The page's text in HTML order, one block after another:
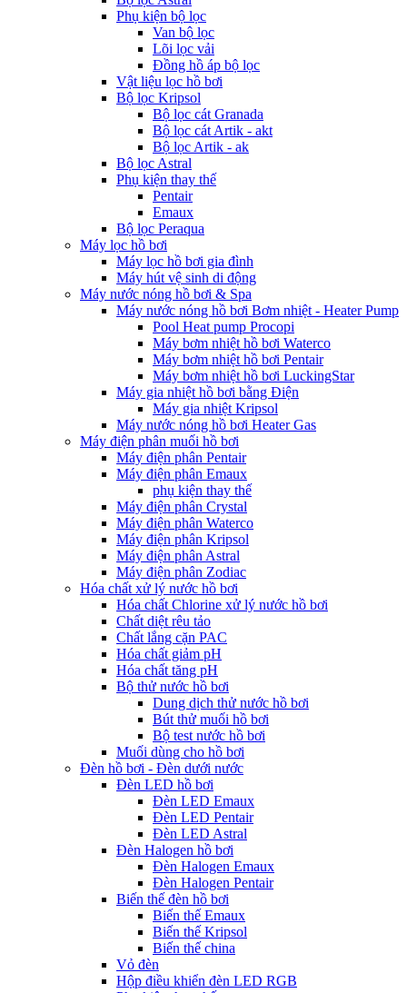
Phụ kiện bộ lọc
Van bộ lọc
Lõi lọc vải
Đồng hồ áp bộ lọc
Vật liệu lọc hồ bơi
Bộ lọc Kripsol
Bộ lọc cát Granada
Bộ lọc cát Artik - akt
Bộ lọc Artik - ak
Bộ lọc Astral
Phụ kiện thay thế
Pentair
Emaux
Bộ lọc Peraqua
Máy lọc hồ bơi
Máy lọc hồ bơi gia đình
Máy hút vệ sinh di động
Máy nước nóng hồ bơi & Spa
Máy nước nóng hồ bơi Bơm nhiệt - Heater Pump
Pool Heat pump Procopi
Máy bơm nhiệt hồ bơi Waterco
Máy bơm nhiệt hồ bơi Pentair
Máy bơm nhiệt hồ bơi LuckingStar
Máy gia nhiệt hồ bơi bằng Điện
Máy gia nhiệt Kripsol
Máy nước nóng hồ bơi Heater Gas
Máy điện phân muối hồ bơi
Máy điện phân Pentair
Máy điện phân Emaux
phụ kiện thay thế
Máy điện phân Crystal
Máy điện phân Waterco
Máy điện phân Kripsol
Máy điện phân Astral
Máy điện phân Zodiac
Hóa chất xử lý nước hồ bơi
Hóa chất Chlorine xử lý nước hồ bơi
Chất diệt rêu tảo
Chất lắng cặn PAC
Hóa chất giảm pH
Hóa chất tăng pH
Bộ thử nước hồ bơi
Dung dịch thử nước hồ bơi
Bút thử muối hồ bơi
Bộ test nước hồ bơi
Muối dùng cho hồ bơi
Đèn hồ bơi - Đèn dưới nước
Đèn LED hồ bơi
Đèn LED Emaux
Đèn LED Pentair
Đèn LED Astral
Đèn Halogen hồ bơi
Đèn Halogen Emaux
Đèn Halogen Pentair
Biến thế đèn hồ bơi
Biến thế Emaux
Biến thế Kripsol
Biến thế china
Vỏ đèn
Hộp điều khiển đèn LED RGB